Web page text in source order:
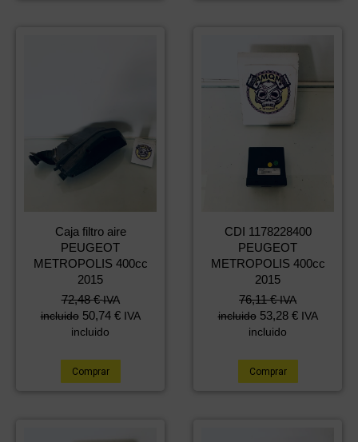
Caja filtro aire
PEUGEOT
METROPOLIS 400cc
2015
72,48€ IVA
incluido 50,74 € IVA
incluido
Comprar
CDI 1178228400
PEUGEOT
METROPOLIS 400cc
2015
76,11€ IVA
incluido 53,28 € IVA
incluido
Comprar